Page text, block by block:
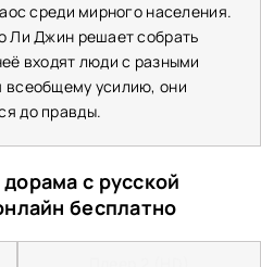
среди мирного населения.
Ли Джин решает собрать
входят люди с разными
всеобщему усилию, они
до правды.
с русской
бесплатно